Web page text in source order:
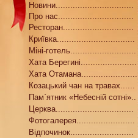
Новини................................
Про нас...............................
Ресторан.............................
Криївка................................
Міні-готель...........................
Хата Берегині.......................
Хата Отамана.......................
Козацький чан на травах......
Пам`ятник «Небесній сотні»..
Церква................................
Фотогалерея........................
Відпочинок..........................